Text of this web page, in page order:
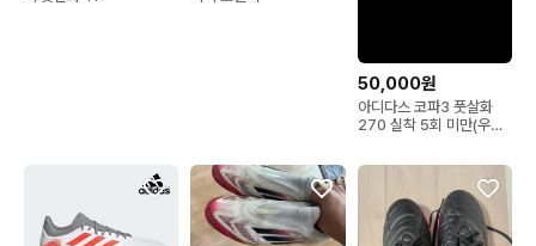
50,000원
아디다스 코파3 풋살화
270 실착 5회 미만(우파